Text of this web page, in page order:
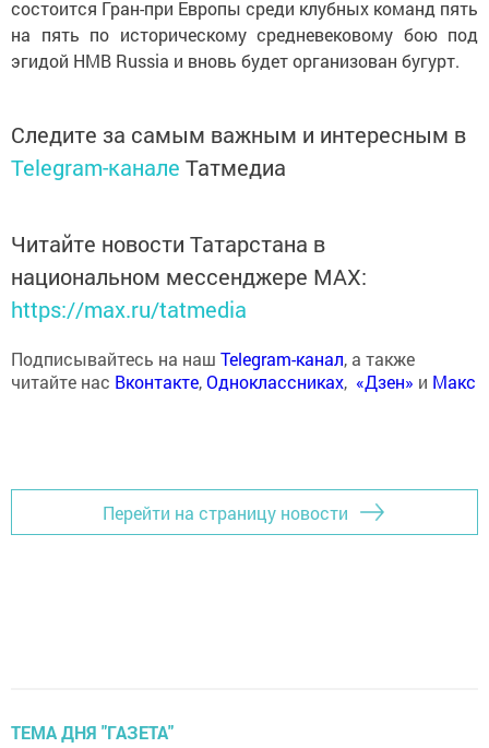
состоится Гран-при Европы среди клубных команд пять
на пять по историческому средневековому бою под
эгидой HMB Russia и вновь будет организован бугурт.
Следите за самым важным и интересным в
Telegram-канале Татмедиа
Читайте новости Татарстана в
национальном мессенджере MАХ:
https://max.ru/tatmedia
Подписывайтесь на наш Telegram-канал, а также
читайте нас Вконтакте,Одноклассниках, «Дзен» и Макс
Перейти на страницу новости
ТЕМА ДНЯ "ГАЗЕТА"